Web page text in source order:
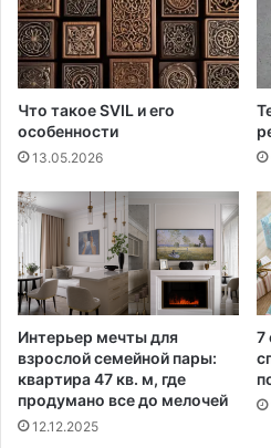
Что такое SVIL и его
особенности
13.05.2026
Интерьер мечты для
взрослой семейной пары:
квартира 47 кв. м, где
продумано все до мелочей
12.12.2025
7